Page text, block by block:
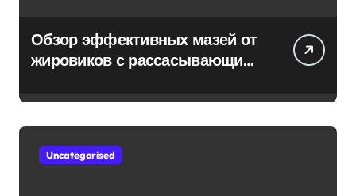
Обзор эффективных мазей от
жировиков с рассасывающим
Uncategorised